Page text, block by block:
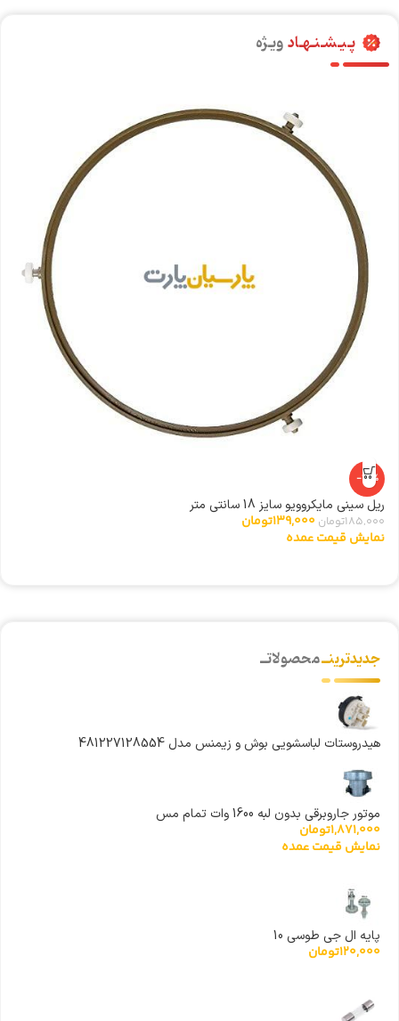
پـیـشـنـهـادویـژه
-25%
ریل سینی مایکروویو سایز 18 سانتی متر
185,000تومان 139,000تومان
نمایش قیمت عمده
جدیدترینــمحصولاتــ
هیدروستات لباسشویی بوش و زیمنس مدل 481227128554
موتور جاروبرقی بدون لبه 1600 وات تمام مس
1,871,000تومان
نمایش قیمت عمده
پایه ال جی طوسی 10
120,000تومان